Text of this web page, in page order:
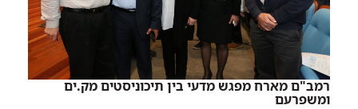
רמב"ם מארח מפגש מדעי בין תיכוניסטים מק.ים
ומשפרעם